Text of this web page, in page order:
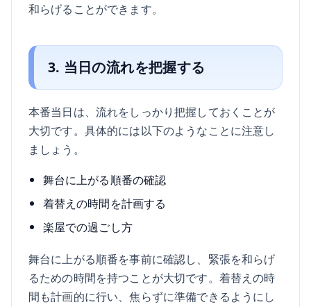
和らげることができます。
3. 当日の流れを把握する
本番当日は、流れをしっかり把握しておくことが
大切です。具体的には以下のようなことに注意し
ましょう。
舞台に上がる順番の確認
着替えの時間を計画する
楽屋での過ごし方
舞台に上がる順番を事前に確認し、緊張を和らげ
るための時間を持つことが大切です。着替えの時
間も計画的に行い、焦らずに準備できるようにし